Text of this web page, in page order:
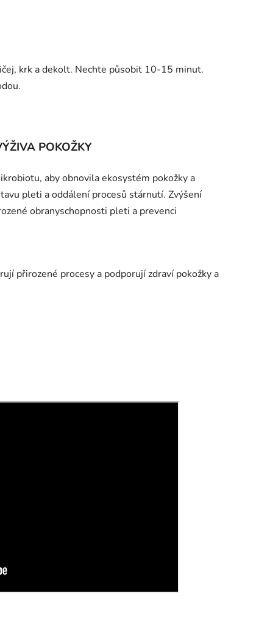
krk a dekolt. Nechte působit 10-15 minut.
POKOŽKY
aby obnovila ekosystém pokožky a
pleti a oddálení procesů stárnutí. Zvýšení
obranyschopnosti pleti a prevenci
přirozené procesy a podporují zdraví pokožky a